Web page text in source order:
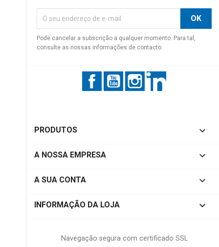
Pode cancelar a subscrição a qualquer momento. Para tal,
consulte as nossas informações de contacto.
FacebookYouTubeInstagram
PRODUTOS 
A NOSSA EMPRESA 
A SUA CONTA 
INFORMAÇÃO DA LOJA keyboard_arrow_down
Navegação segura com certificado SSL